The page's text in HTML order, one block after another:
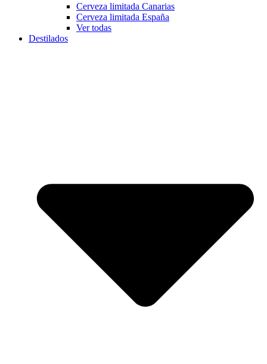
Cerveza limitada Canarias
Cerveza limitada España
Ver todas
Destilados